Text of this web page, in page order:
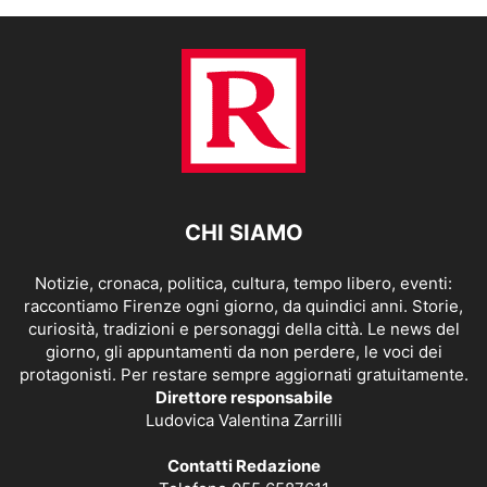
CHI SIAMO
Notizie, cronaca, politica, cultura, tempo libero, eventi:
raccontiamo Firenze ogni giorno, da quindici anni. Storie,
curiosità, tradizioni e personaggi della città. Le news del
giorno, gli appuntamenti da non perdere, le voci dei
protagonisti. Per restare sempre aggiornati gratuitamente.
Direttore responsabile
Ludovica Valentina Zarrilli
Contatti Redazione